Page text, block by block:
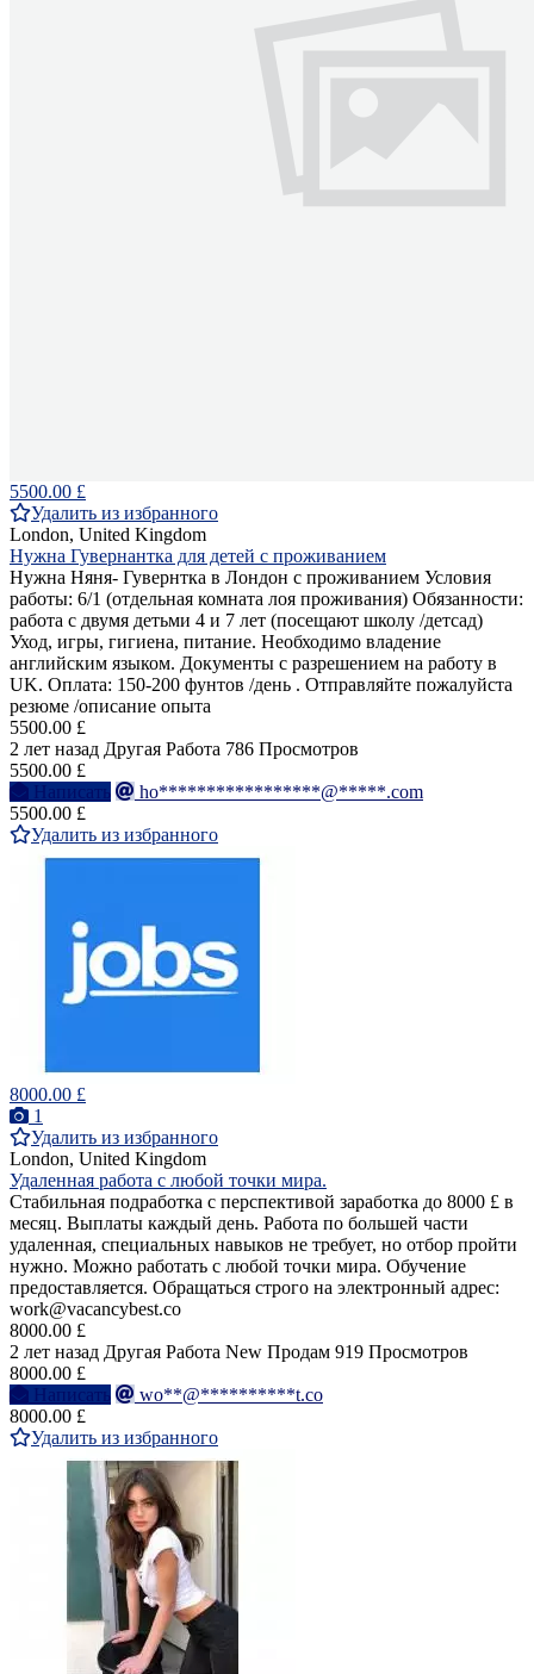
5500.00 £
Удалить из избранного
London, United Kingdom
Нужна Гувернантка для детей с проживанием
Нужна Няня- Гувернтка в Лондон с проживанием Условия
работы: 6/1 (отдельная комната лоя проживания) Обязанности:
работа с двумя детьми 4 и 7 лет (посещают школу /детсад)
Уход, игры, гигиена, питание. Необходимо владение
английским языком. Документы с разрешением на работу в
UK. Оплата: 150-200 фунтов /день . Отправляйте пожалуйста
резюме /описание опыта
5500.00 £
2 лет назад Другая Работа 786 Просмотров
5500.00 £
Написать
ho*****************@*****.com
5500.00 £
Удалить из избранного
8000.00 £
1
Удалить из избранного
London, United Kingdom
Удаленная работа с любой точки мира.
Стабильная подработка с перспективой заработка до 8000 £ в
месяц. Выплаты каждый день. Работа по большей части
удаленная, специальных навыков не требует, но отбор пройти
нужно. Можно работать с любой точки мира. Обучение
предоставляется. Обращаться строго на электронный адрес:
work@vacancybest.co
8000.00 £
2 лет назад Другая Работа New Продам 919 Просмотров
8000.00 £
Написать
wo**@**********t.co
8000.00 £
Удалить из избранного